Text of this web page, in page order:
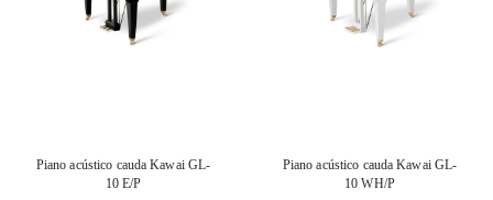
Piano acústico cauda Kawai GL-
10 E/P
Piano acústico cauda Kawai GL-
10 WH/P